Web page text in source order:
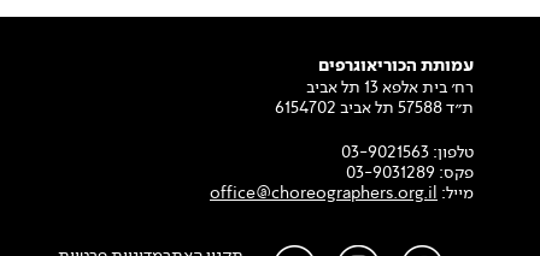
עמותת הכוריאוגרפים
רח׳ בית אלפא 13 תל אביב
ת״ד 57588 תל אביב 6154702
טלפון: 03-9021563
פקס: 03-9031289
מייל: office@choreographers.org.il